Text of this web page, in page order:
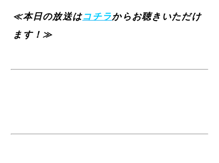
≪本日の放送はコチラからお聴きいただけ
ます！≫